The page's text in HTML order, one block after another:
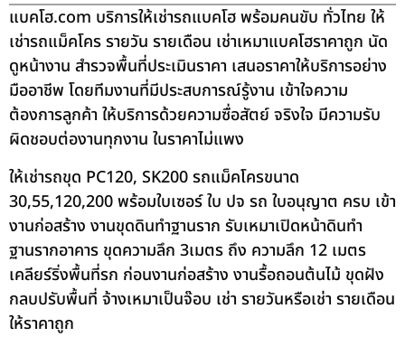
แบคโฮ.com บริการให้เช่ารถแบคโฮ พร้อมคนขับ ทั่วไทย ให้
เช่ารถแม็คโคร รายวัน รายเดือน เช่าเหมาแบคโฮราคาถูก นัด
ดูหน้างาน สำรวจพื้นที่ประเมินราคา เสนอราคาให้บริการอย่าง
มืออาชีพ โดยทีมงานที่มีประสบการณ์รู้งาน เข้าใจความ
ต้องการลูกค้า ให้บริการด้วยความซื่อสัตย์ จริงใจ มีความรับ
ผิดชอบต่องานทุกงาน ในราคาไม่แพง
ให้เช่ารถขุด PC120, SK200 รถแม็คโครขนาด
30,55,120,200 พร้อมใบเซอร์ ใบ ปจ รถ ใบอนุญาต ครบ เข้า
งานก่อสร้าง งานขุดดินทำฐานราก รับเหมาเปิดหน้าดินทำ
ฐานรากอาคาร ขุดความลึก 3เมตร ถึง ความลึก 12 เมตร
เคลียร์ริ่งพื้นที่รก ก่อนงานก่อสร้าง งานรื้อถอนต้นไม้ ขุดฝัง
กลบปรับพื้นที่ จ้างเหมาเป็นจ๊อบ เช่า รายวันหรือเช่า รายเดือน
ให้ราคาถูก